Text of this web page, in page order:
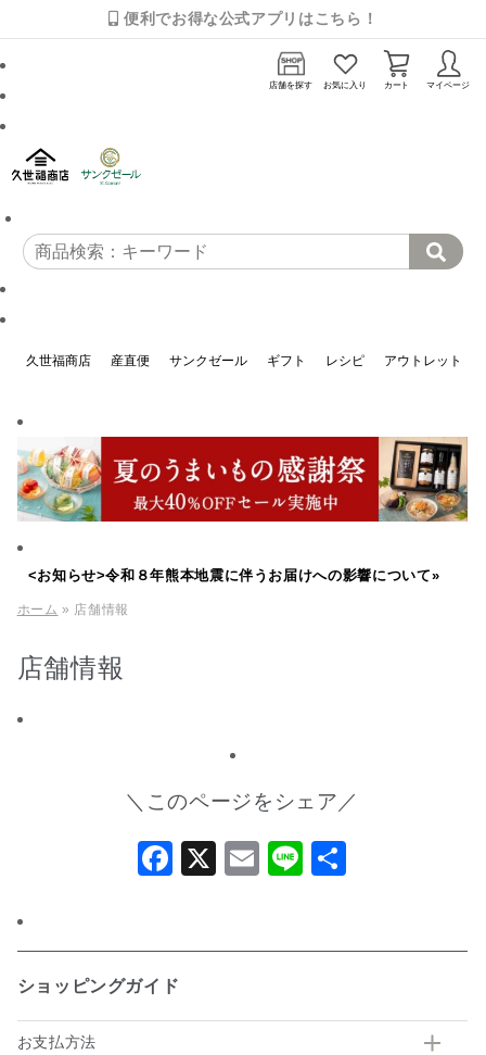
便利でお得な公式アプリはこちら！
店舗を探す お気に入り カート マイページ
久世福商店 産直便 サンクゼール ギフト レシピ アウトレット
<お知らせ>令和８年熊本地震に伴うお届けへの影響について»
ホーム » 店舗情報
店舗情報
＼このページをシェア／
Facebook
X Email
Line
ショッピングガイド
お支払方法